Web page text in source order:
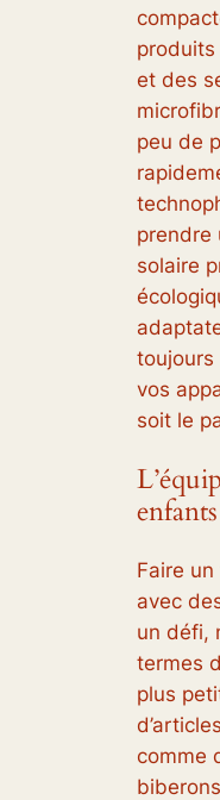
et des
peu de
prendre
solaire
toujours
vos
soit le
enfants
Faire
avec
un défi,
termes
plus
comme